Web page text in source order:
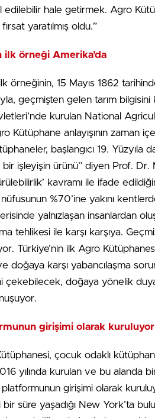
hale getirmek. Agro
yaratılmış oldu.”
örneği Amerika’da
örneğinin, 15 Mayıs 1862
geçmişten gelen tarım
kurulan National
Kütüphane anlayışının zaman
başlangıcı 19.
işleyişin ürünü” diyen Prof. Dr.
kavramı ile ifade
%70’ine yakını
içerisinde yalnızlaşan insanlardan
tehlikesi ile karşı karşıya.
Türkiye’nin ilk Agro
doğaya karşı yabancılaşma
çekebilecek, doğaya yönelik
girişimi olarak kuruluyor
çocuk odaklı
yılında kurulan ve bu alanda
girişimi olarak
süre yaşadığı New York’ta